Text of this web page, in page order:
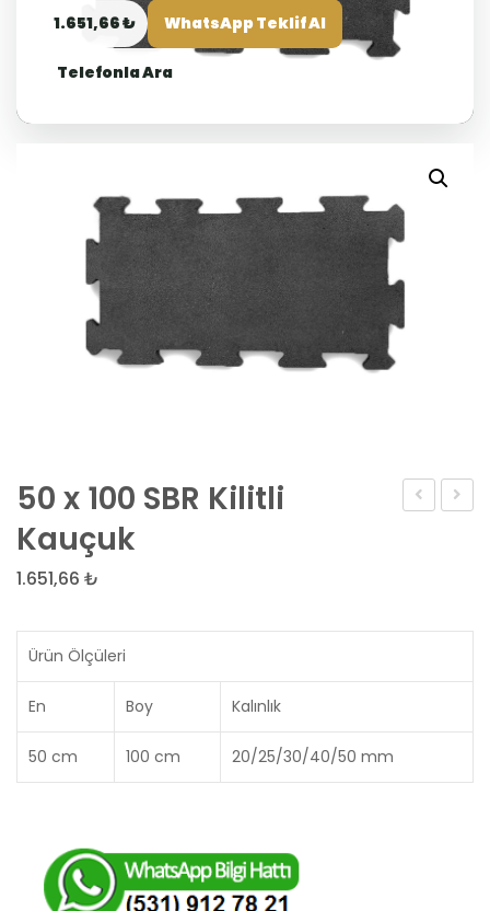
1.651,66 ₺ WhatsApp Teklif Al
Telefonla Ara
50 x 100 SBR Kilitli
Kauçuk
1.651,66 ₺
Ürün Ölçüleri
En Boy Kalınlık
50 cm 100 cm 20/25/30/40/50 mm